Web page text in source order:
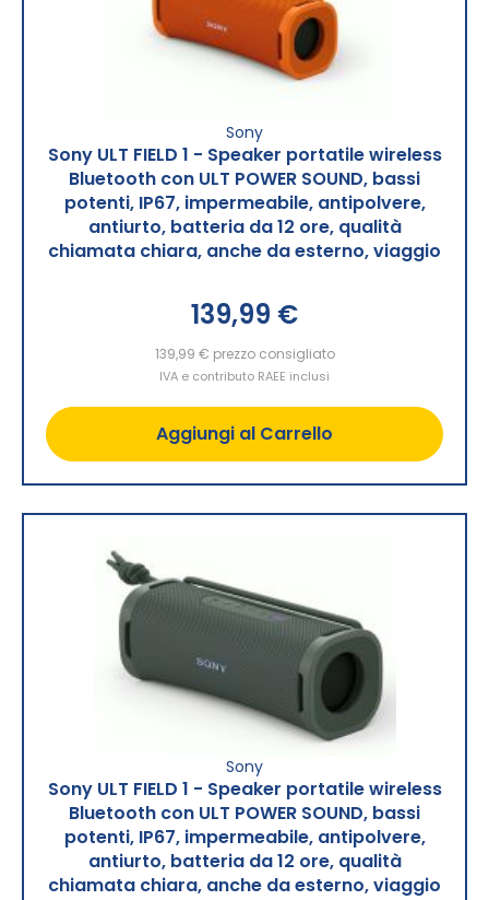
Sony
Sony ULT FIELD 1 - Speaker portatile wireless
Bluetooth con ULT POWER SOUND, bassi
potenti, IP67, impermeabile, antipolvere,
antiurto, batteria da 12 ore, qualità
chiamata chiara, anche da esterno, viaggio
139,99 €
139,99 € prezzo consigliato
IVA e contributo RAEE inclusi
Aggiungi al Carrello
Sony
Sony ULT FIELD 1 - Speaker portatile wireless
Bluetooth con ULT POWER SOUND, bassi
potenti, IP67, impermeabile, antipolvere,
antiurto, batteria da 12 ore, qualità
chiamata chiara, anche da esterno, viaggio